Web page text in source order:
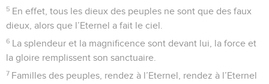
5 En effet, tous les dieux des peuples ne sont que des faux
dieux, alors que l’Eternel a fait le ciel.
6 La splendeur et la magnificence sont devant lui, la force et
la gloire remplissent son sanctuaire.
7 Familles des peuples, rendez à l’Eternel, rendez à l’Eternel